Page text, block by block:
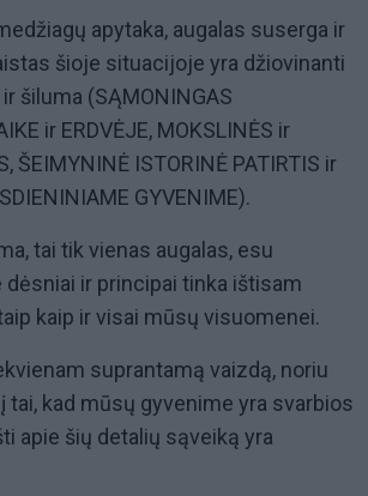
apytaka, augalas suserga ir
šioje situacijoje yra džiovinanti
šiluma (SĄMONINGAS
ir ERDVĖJE, MOKSLINĖS ir
ŠEIMYNINĖ ISTORINĖ PATIRTIS ir
GYVENIME).
tai tik vienas augalas, esu
dėsniai ir principai tinka ištisam
kaip ir visai mūsų visuomenei.
suprantamą vaizdą, noriu
tai, kad mūsų gyvenime yra svarbios
apie šių detalių sąveiką yra